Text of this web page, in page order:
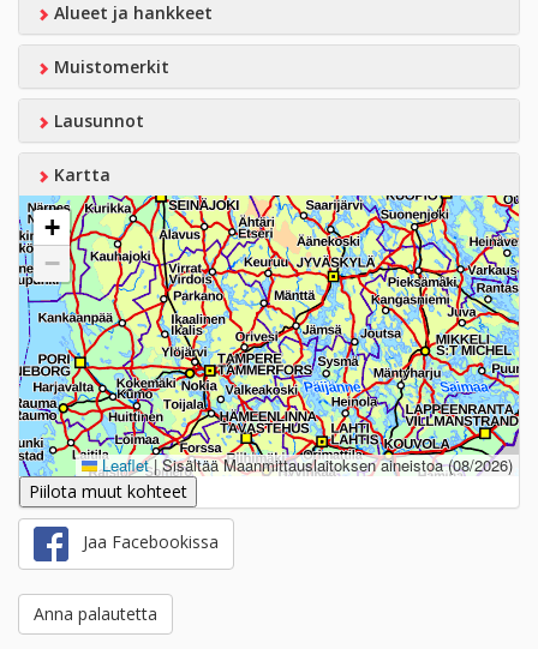
Alueet ja hankkeet
Muistomerkit
Lausunnot
Kartta
+
−
Leaflet |Sisältää Maanmittauslaitoksen aineistoa (08/2026)
Piilota muut kohteet
Jaa Facebookissa
Anna palautetta